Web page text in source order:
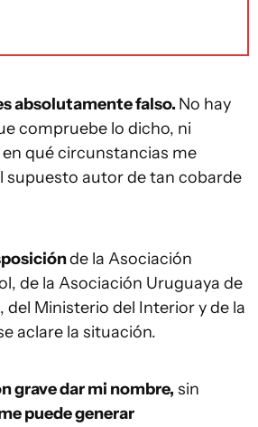
absolutamente falso. No hay
compruebe lo dicho, ni
qué circunstancias me
supuesto autor de tan cobarde
de la Asociación
de la Asociación Uruguaya de
Ministerio del Interior y de la
aclare la situación.
grave dar mi nombre, sin
puede generar